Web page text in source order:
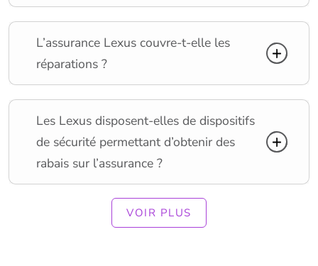
L’assurance Lexus couvre-t-elle les
réparations ?
Les Lexus disposent-elles de dispositifs
de sécurité permettant d’obtenir des
rabais sur l’assurance ?
VOIR PLUS